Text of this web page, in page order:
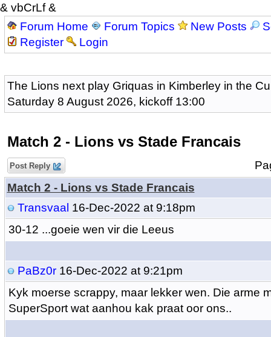
& vbCrLf &
Forum Home
Forum Topics New Posts
Register
Login
The Lions next play Griquas in Kimberley in the
Saturday 8 August 2026, kickoff 13:00
Match 2 - Lions vs Stade Francais
Post Reply
Match 2 - Lions vs Stade Francais
Transvaal 16-Dec-2022 at 9:18pm
30-12 ...goeie wen vir die Leeus
PaBz0r16-Dec-2022 at 9:21pm
Kyk moerse scrappy, maar lekker wen. Die arme
SuperSport wat aanhou kak praat oor ons..